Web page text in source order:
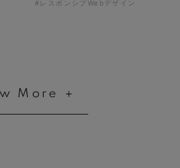
#レスポンシブWebデザイン
More ＋